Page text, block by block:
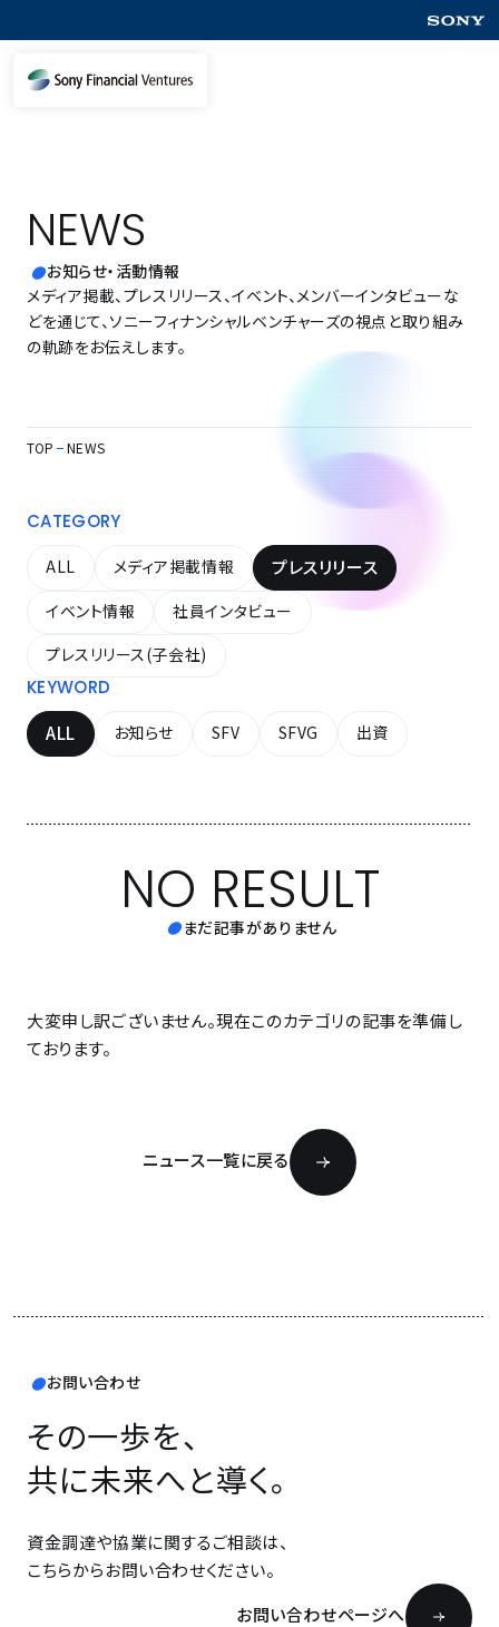
NEWS
お知らせ・活動情報
メディア掲載、プレスリリース、イベント、メンバーインタビューな
どを通じて、ソニーフィナンシャルベンチャーズの視点と取り組み
の軌跡をお伝えします。
TOP NEWS
CATEGORY
ALL メディア掲載情報 プレスリリース
イベント情報
社員インタビュー
プレスリリース(子会社)
KEYWORD
ALL
お知らせ SFV SFVG 出資
NO RESULT
まだ記事がありません
大変申し訳ございません。現在このカテゴリの記事を準備し
ております。
ニュース一覧に戻る
お問い合わせ
その一歩を、
共に未来へと導く。
資金調達や協業に関するご相談は、
こちらからお問い合わせください。
お問い合わせページへ